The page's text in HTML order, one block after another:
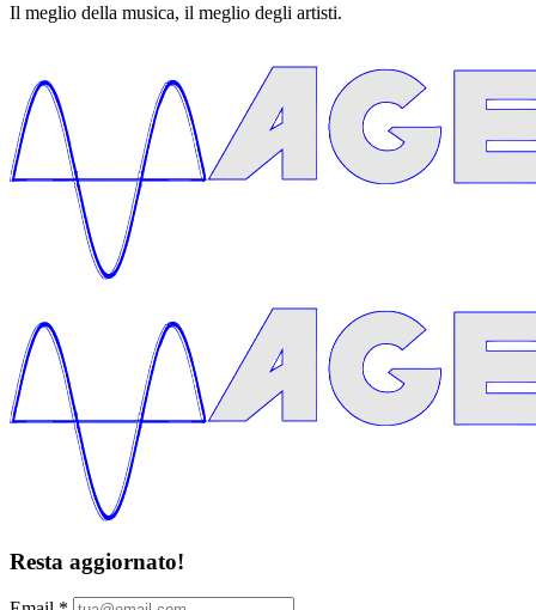
Il meglio della musica, il meglio degli artisti.
Resta aggiornato!